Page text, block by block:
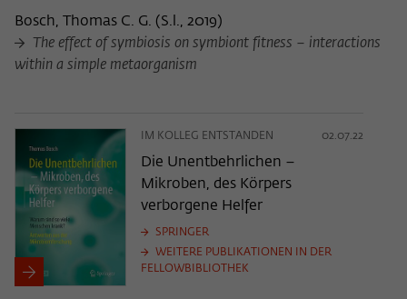
Bosch, Thomas C. G. (S.l., 2019)
The effect of symbiosis on symbiont fitness – interactions
within a simple metaorganism
IM KOLLEG ENTSTANDEN 02.07.22
Die Unentbehrlichen –
Mikroben, des Körpers
verborgene Helfer
SPRINGER
WEITERE PUBLIKATIONEN IN DER
FELLOWBIBLIOTHEK